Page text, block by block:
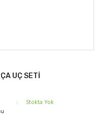
UÇ SETİ
Stokta Yok